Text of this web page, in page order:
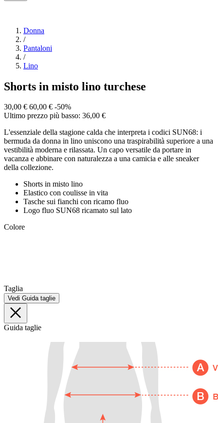
Donna
/
Pantaloni
/
Lino
Shorts in misto lino turchese
30,00 € 60,00 € -50%
Ultimo prezzo più basso: 36,00 €
L'essenziale della stagione calda che interpreta i codici SUN68: i
bermuda da donna in lino uniscono una traspirabilità superiore a una
vestibilità moderna e rilassata. Un capo versatile da portare in
vacanza e abbinare con naturalezza a una camicia e alle sneaker
della collezione.
Shorts in misto lino
Elastico con coulisse in vita
Tasche sui fianchi con ricamo fluo
Logo fluo SUN68 ricamato sul lato
Colore
Taglia
Vedi Guida taglie
Guida taglie